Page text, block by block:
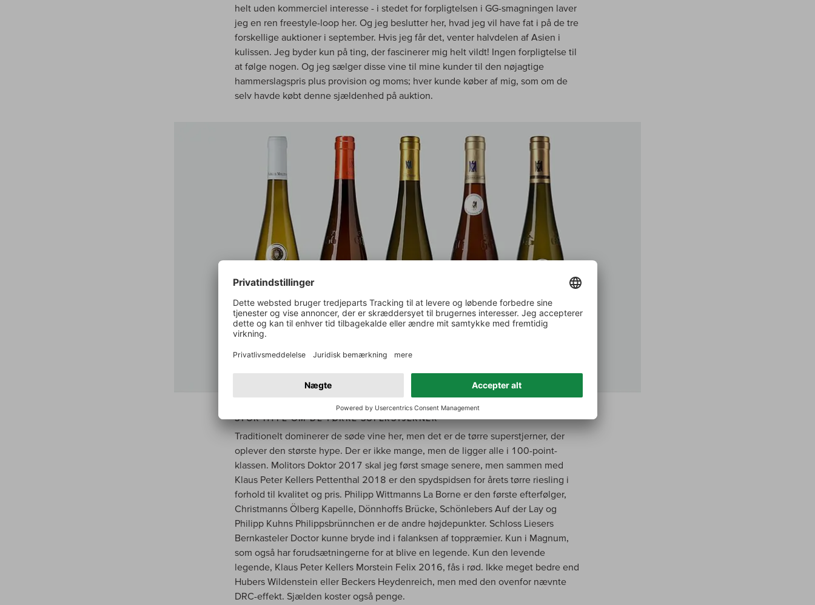
helt uden kommerciel interesse - i stedet for forpligtelsen i GG-smagningen laver
jeg en ren freestyle-loop her. Og jeg beslutter her, hvad jeg vil have fat i på de tre
forskellige auktioner i september. Hvis jeg får det, venter halvdelen af Asien i
kulissen. Jeg byder kun på ting, der fascinerer mig helt vildt! Ingen forpligtelse til
at følge nogen. Og jeg sælger disse vine til mine kunder til den nøjagtige
hammerslagspris plus provision og moms; hver kunde køber af mig, som om de
selv havde købt denne sjældenhed på auktion.
STOR HYPE OM DE TØRRE SUPERSTJERNER
Traditionelt dominerer de søde vine her, men det er de tørre superstjerner, der
oplever den største hype. Der er ikke mange, men de ligger alle i 100-point-
klassen. Molitors Doktor 2017 skal jeg først smage senere, men sammen med
Klaus Peter Kellers Pettenthal 2018 er den spydspidsen for årets tørre riesling i
forhold til kvalitet og pris. Philipp Wittmanns La Borne er den første efterfølger,
Christmanns Ölberg Kapelle, Dönnhoffs Brücke, Schönlebers Auf der Lay og
Philipp Kuhns Philippsbrünnchen er de andre højdepunkter. Schloss Liesers
Bernkasteler Doctor kunne bryde ind i falanksen af toppræmier. Kun i Magnum,
som også har forudsætningerne for at blive en legende. Kun den levende
legende, Klaus Peter Kellers Morstein Felix 2016, fås i rød. Ikke meget bedre end
Hubers Wildenstein eller Beckers Heydenreich, men med den ovenfor nævnte
DRC-effekt. Sjælden koster også penge.